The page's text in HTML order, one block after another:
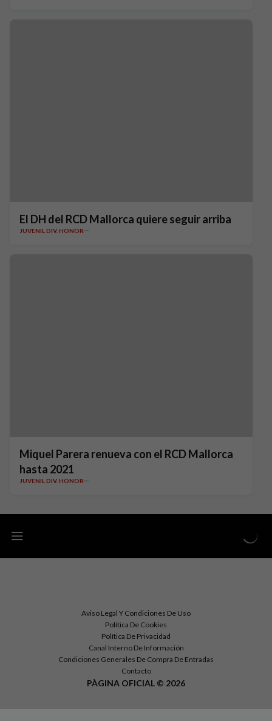
El DH del RCD Mallorca quiere seguir arriba
JUVENIL DIV. HONOR
Miquel Parera renueva con el RCD Mallorca
hasta 2021
JUVENIL DIV. HONOR
Aviso Legal Y Condiciones De Uso
Política De Cookies
Política De Privacidad
Canal Interno De Información
Condiciones Generales De Compra De Entradas
Contacto
PÀGINA OFICIAL © 2026